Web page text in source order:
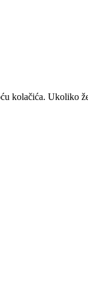
kolačića. Ukoliko